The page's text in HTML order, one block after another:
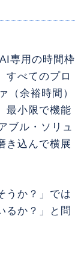
専用の時間枠
すべてのプロ
（余裕時間）
最小限で機能
ブル・ソリュ
き込んで横展
うか？」では
るか？」と問